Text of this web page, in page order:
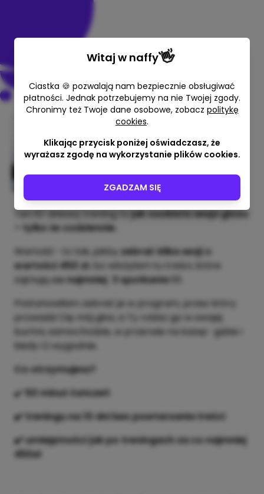
Obudź MOC głosu. 5- minutówki
głosowe
Hanna Błachuta
Ten 10-dniowy trening tojak osobista sesja głosu
– tylko że codziennie.
Wartość- to tak, jakby zebrać kilka sesji o
wartości 450 zł , bo włożyłam tu treści, które
zajmują co najmniej 3 spotkania 1:1
Postanowiłam zebrać je w program, przez który
prowadzi Cię mój głos, a Ty robisz go w swojej
kuchni, samochodzie, w przerwie na kawę- gdzie i
kiedy Ci wygodnie.
Co otrzymujesz?
✔️ 50 minut ćwiczeń
✔️ treningu na 10 dni bez powtarzania treści
✔️ umiejętności jak po treningach za co najmniej
450zł
Witaj w naffy 👋
Ciastka 🍪 pozwalają nam bezpiecznie obsługiwać
płatności. Jednak potrzebujemy na nie Twojej zgody.
Chronimy też Twoje dane osobowe, zobacz politykę
cookies.
Klikając przycisk poniżej oświadczasz, że
wyrażasz zgodę na wykorzystanie plików cookies.
ZGADZAM SIĘ